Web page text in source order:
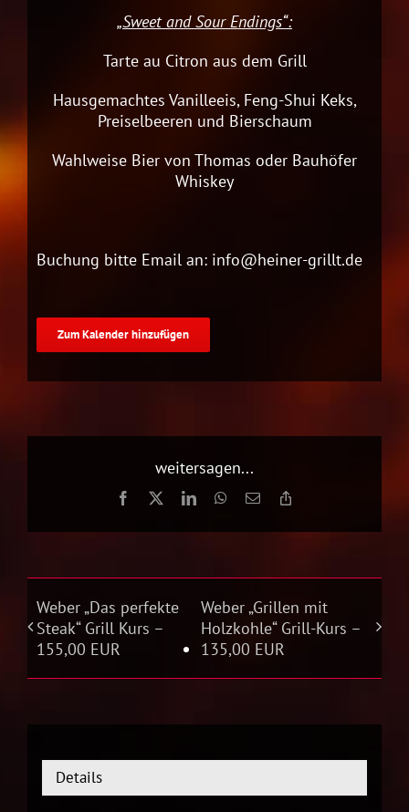
„Sweet and Sour Endings“:
Tarte au Citron aus dem Grill
Hausgemachtes Vanilleeis, Feng-Shui Keks,
Preiselbeeren und Bierschaum
Wahlweise Bier von Thomas oder Bauhöfer
Whiskey
Buchung bitte Email an: info@heiner-grillt.de
Zum Kalender hinzufügen
weitersagen...
Facebook LinkedInWhatsApp
E-
Weber „Das perfekte
Steak“ Grill Kurs –
155,00 EUR
Weber „Grillen mit
Holzkohle“ Grill-Kurs –
135,00 EUR
Details